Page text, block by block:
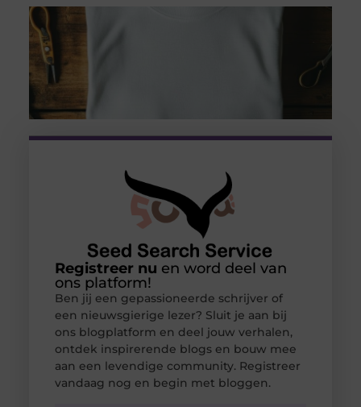
Registreer nu en word deel van
ons platform!
Ben jij een gepassioneerde schrijver of
een nieuwsgierige lezer? Sluit je aan bij
ons blogplatform en deel jouw verhalen,
ontdek inspirerende blogs en bouw mee
aan een levendige community. Registreer
vandaag nog en begin met bloggen.